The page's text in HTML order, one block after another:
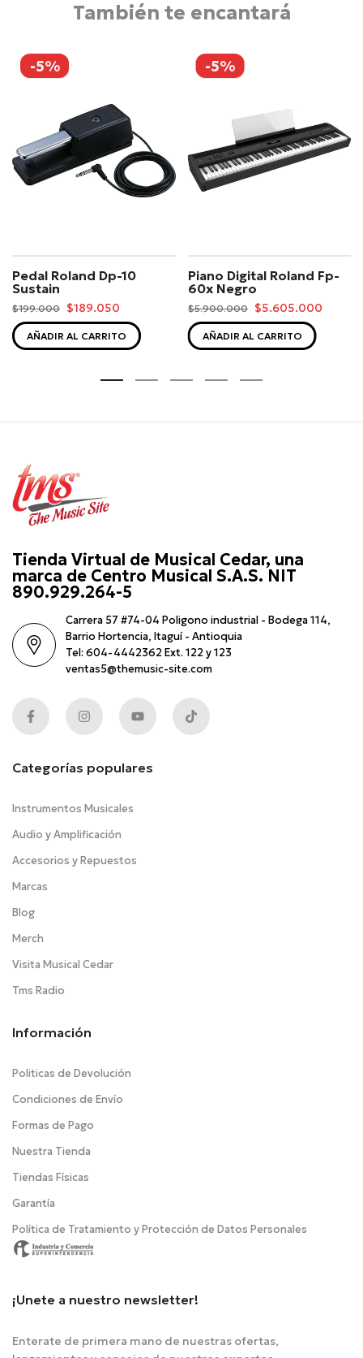
También te encantará
-5%
Pedal Roland Dp-10
Sustain
$199.000 $189.050
AÑADIR AL CARRITO
-5%
Piano Digital Roland Fp-
60x Negro
$5.900.000 $5.605.000
AÑADIR AL CARRITO
Tienda Virtual de Musical Cedar, una
marca de Centro Musical S.A.S. NIT
890.929.264-5
Carrera 57 #74-04 Poligono industrial - Bodega 114,
Barrio Hortencia, Itaguí - Antioquia
Tel: 604-4442362 Ext. 122 y 123
ventas5@themusic-site.com
Categorías populares
Instrumentos Musicales
Audio y Amplificación
Accesorios y Repuestos
Marcas
Blog
Merch
Visita Musical Cedar
Tms Radio
Información
Politicas de Devolución
Condiciones de Envío
Formas de Pago
Nuestra Tienda
Tiendas Físicas
Garantía
Política de Tratamiento y Protección de Datos Personales
¡Unete a nuestro newsletter!
Enterate de primera mano de nuestras ofertas,